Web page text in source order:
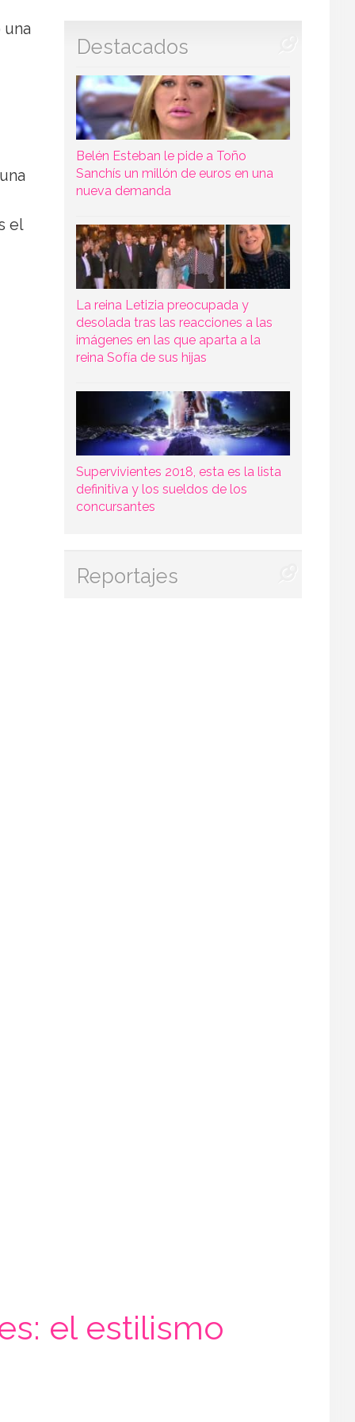
una
el
Destacados
Belén Esteban le pide a Toño
Sanchís un millón de euros en una
nueva demanda
La reina Letizia preocupada y
desolada tras las reacciones a las
imágenes en las que aparta a la
reina Sofía de sus hijas
Supervivientes 2018, esta es la lista
definitiva y los sueldos de los
concursantes
Reportajes
el estilismo